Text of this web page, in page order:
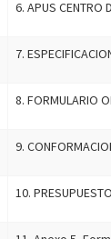
6. APUS CENTRO
7.
8. FORMULARIO
9.
10.